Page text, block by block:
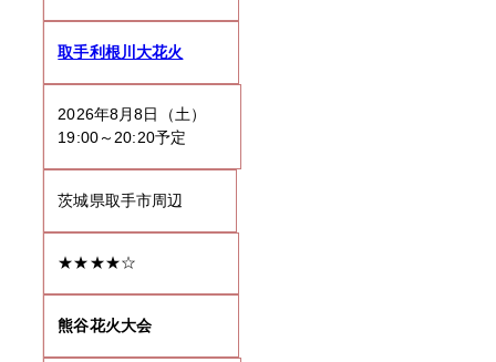
取手利根川大花火
2026年8月8日（土）
19:00～20:20予定
茨城県取手市周辺
★★★★☆
熊谷花火大会